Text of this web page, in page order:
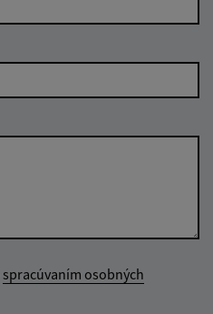
spracúvaním osobných